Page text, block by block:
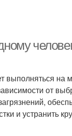
на
от
и устранить